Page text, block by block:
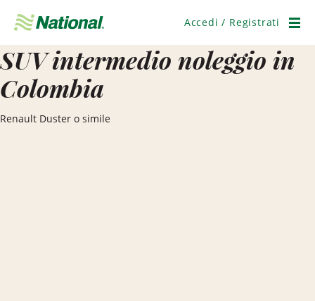
navigazione
Accedi / Registrati
SUV intermedio noleggio in
Colombia
Renault Duster o simile